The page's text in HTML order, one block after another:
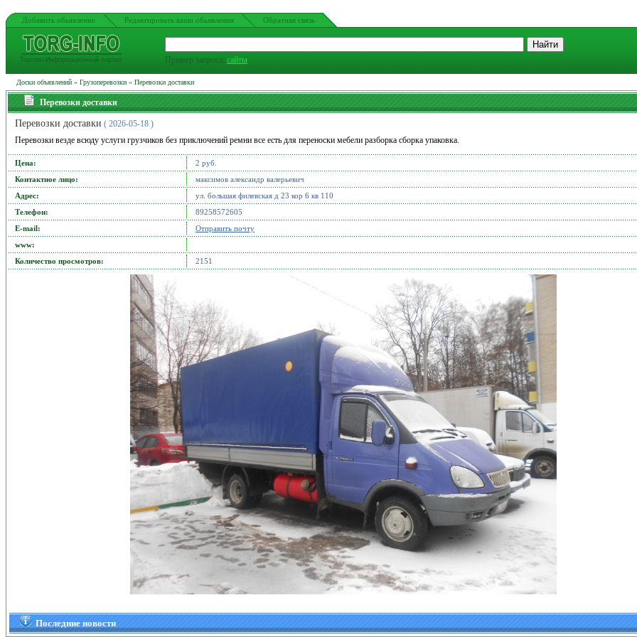
Добавить обьявление Редактировать ваши обьявления Обратная связь
Торгово-Информационный портал Пример запроса: сайты
Доски объявлений » Грузоперевозки » Перевозки доставки
Перевозки доставки
Перевозки доставки ( 2026-05-18 )
Перевозки везде всюду услуги грузчиков без приключений ремни все есть для переноски мебели разборка сборка упаковка.
Цена:
2 руб.
Контактное лицо:
максимов александр валерьевич
Адрес:
ул. большая филевская д 23 кор 6 кв 110
Телефон:
89258572605
Е-mail:
Отправить почту
www:
Количество просмотров:
2151
Последние новости